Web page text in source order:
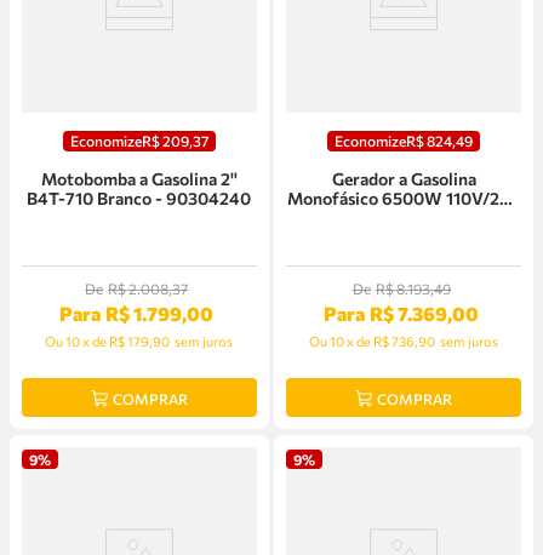
EconomizeR$209,37
Motobomba a Gasolina 2''
B4T-710 Branco - 90304240
De R$2.008,37
Para R$1.799,00
Ou10xde R$ 179,90 sem juros
COMPRAR
EconomizeR$824,49
Gerador a Gasolina
Monofásico 6500W 110V/220
De R$8.193,49
Para R$7.369,00
Ou10xde R$ 736,90 sem juros
COMPRAR
9% 9%